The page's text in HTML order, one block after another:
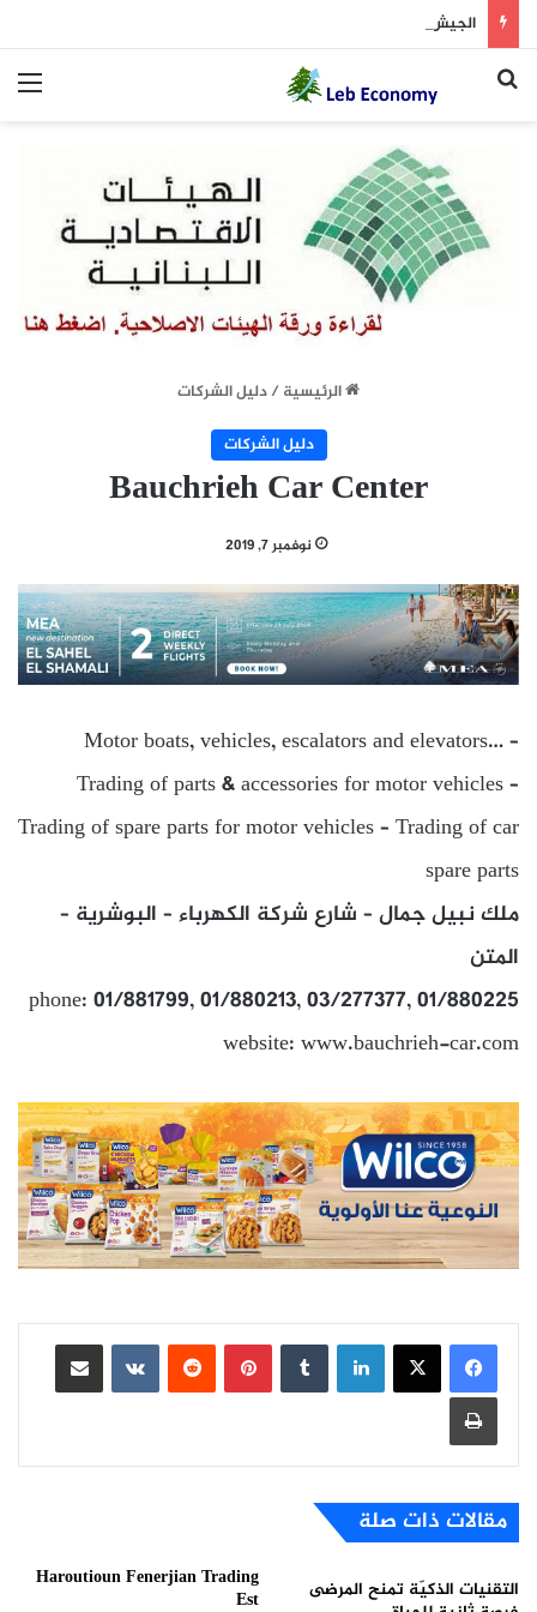
الجيش يوقف مطلوبين في إطار ملاحقة المخلين بالأمن
بحث عن
الرئيسية/دليل الشركات
دليل الشركات
Bauchrieh Car Center
نوفمبر 7, 2019
Motor boats, vehicles, escalators and elevators… –
Trading of parts & accessories for motor vehicles –
Trading of spare parts for motor vehicles – Trading of car
spare parts
ملك نبيل جمال – شارع شركة الكهرباء – البوشرية –
المتن
phone: 01/881799, 01/880213, 03/277377, 01/880225
website: www.bauchrieh-car.com
لينكدإن بينتيريست
مشاركة عبر البريد
طباعة
مقالات ذات صلة
التقنيات الذكيّة تمنح المرضى
Haroutioun Fenerjian Trading
Est